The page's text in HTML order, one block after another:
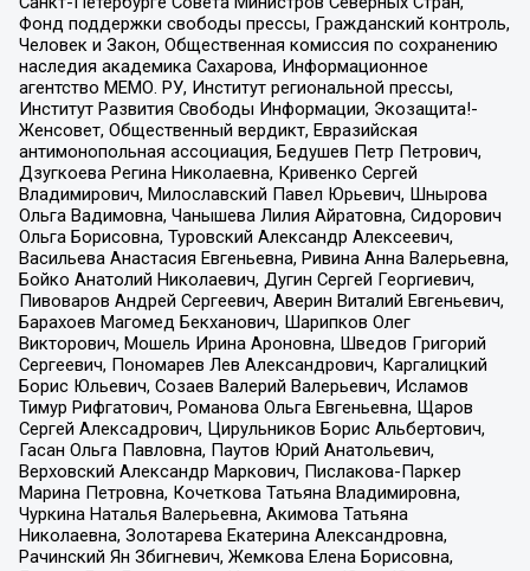
Фонд поддержки свободы прессы, Гражданский контроль,
Человек и Закон, Общественная комиссия по сохранению
наследия академика Сахарова, Информационное
агентство МЕМО. РУ, Институт региональной прессы,
Институт Развития Свободы Информации, Экозащита!-
Женсовет, Общественный вердикт, Евразийская
антимонопольная ассоциация, Бедушев Петр Петрович,
Дзугкоева Регина Николаевна, Кривенко Сергей
Владимирович, Милославский Павел Юрьевич, Шнырова
Ольга Вадимовна, Чанышева Лилия Айратовна, Сидорович
Ольга Борисовна, Туровский Александр Алексеевич,
Васильева Анастасия Евгеньевна, Ривина Анна Валерьевна,
Бойко Анатолий Николаевич, Дугин Сергей Георгиевич,
Пивоваров Андрей Сергеевич, Аверин Виталий Евгеньевич,
Барахоев Магомед Бекханович, Шарипков Олег
Викторович, Мошель Ирина Ароновна, Шведов Григорий
Сергеевич, Пономарев Лев Александрович, Каргалицкий
Борис Юльевич, Созаев Валерий Валерьевич, Исламов
Тимур Рифгатович, Романова Ольга Евгеньевна, Щаров
Сергей Алексадрович, Цирульников Борис Альбертович,
Гасан Ольга Павловна, Паутов Юрий Анатольевич,
Верховский Александр Маркович, Пислакова-Паркер
Марина Петровна, Кочеткова Татьяна Владимировна,
Чуркина Наталья Валерьевна, Акимова Татьяна
Николаевна, Золотарева Екатерина Александровна,
Рачинский Ян Збигневич, Жемкова Елена Борисовна,